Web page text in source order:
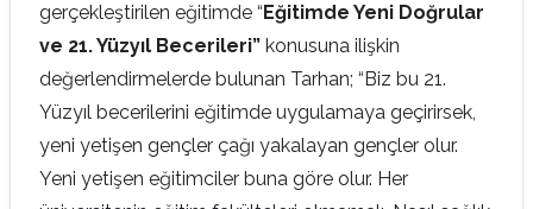
gerçekleştirilen eğitimde “Eğitimde Yeni Doğrular
ve 21. Yüzyıl Becerileri” konusuna ilişkin
değerlendirmelerde bulunan Tarhan; “Biz bu 21.
Yüzyıl becerilerini eğitimde uygulamaya geçirirsek,
yeni yetişen gençler çağı yakalayan gençler olur.
Yeni yetişen eğitimciler buna göre olur. Her